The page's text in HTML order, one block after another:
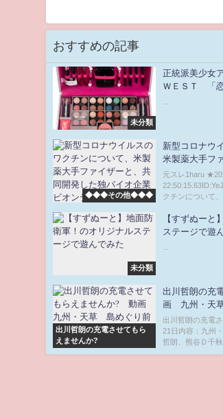
おすすめの記事
未分類
正統派美少女
ＷＥＳＴ 「
◆◆◆その他◆◆◆
新型コロナウ
米製薬大手フ
バイオ企業ビ
も安全性と効
とする新たな
元スレ1haru
クチンについて、
未分類
【すずぬーと
ステージで遊
出川哲朗の充電させてもら
えませんか?
出川哲朗の充
画 九州・天
出川哲朗の充電
21日内容：九州
哲朗、熊谷Ｄ千秋